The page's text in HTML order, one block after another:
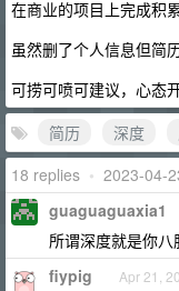
在商业的项目上完成积
虽然删了个人信息但简
可捞可喷可建议，心态
简历
深度
18 replies • 2023-04-
guaguaguaxia1
所谓深度就是你
fiypig Apr 21,